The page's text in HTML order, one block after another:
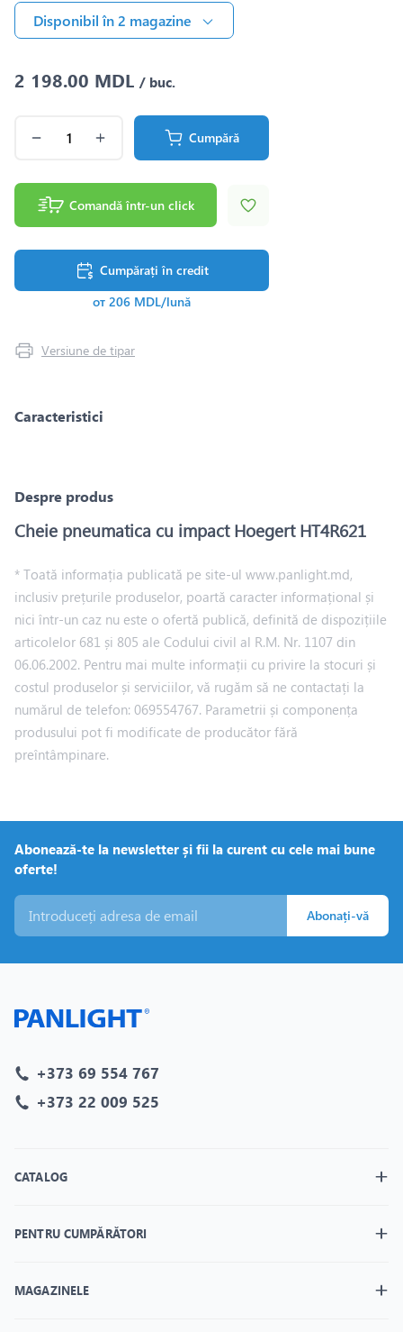
Disponibil în 2 magazine
2 198.00 MDL / buc.
Cumpără
Comandă într-un click
Cumpărați în credit
от 206 MDL/lună
Versiune de tipar
Caracteristici
Despre produs
Cheie pneumatica cu impact Hoegert HT4R621
* Toată informația publicată pe site-ul www.panlight.md,
inclusiv prețurile produselor, poartă caracter informațional și
nici într-un caz nu este o ofertă publică, definită de dispozițiile
articolelor 681 și 805 ale Codului civil al R.M. Nr. 1107 din
06.06.2002. Pentru mai multe informații cu privire la stocuri și
costul produselor și serviciilor, vă rugăm să ne contactați la
numărul de telefon: 069554767. Parametrii și componența
produsului pot fi modificate de producător fără
preîntâmpinare.
Abonează-te la newsletter și fii la curent cu cele mai bune
oferte!
Abonați-vă
+373 69 554 767
+373 22 009 525
CATALOG
PENTRU CUMPĂRĂTORI
MAGAZINELE